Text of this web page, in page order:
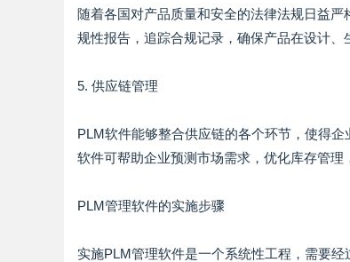
随着各国对产品质量和安全的法律法规日益
规性报告，追踪合规记录，确保产品在设计、
5. 供应链管理
PLM软件能够整合供应链的各个环节，使得
软件可帮助企业预测市场需求，优化库存管理
PLM管理软件的实施步骤
实施PLM管理软件是一个系统性工程，需要经